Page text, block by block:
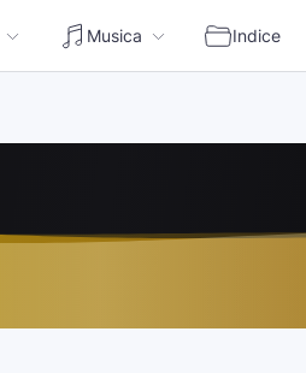
Musica Indice